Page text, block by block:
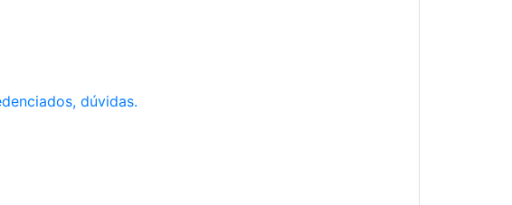
dúvidas.